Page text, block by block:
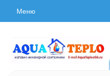
Меню